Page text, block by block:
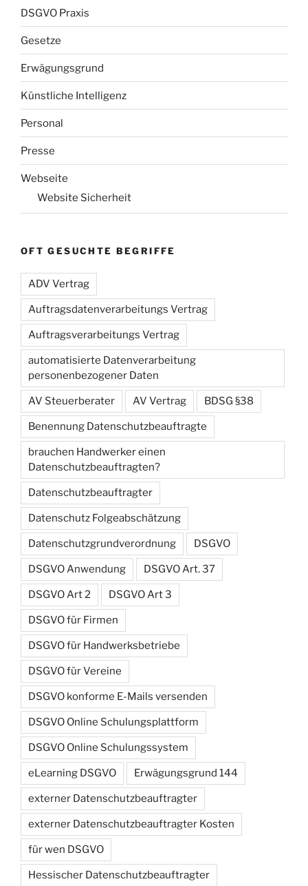
DSGVO Praxis
Gesetze
Erwägungsgrund
Künstliche Intelligenz
Personal
Presse
Webseite
Website Sicherheit
OFT GESUCHTE BEGRIFFE
ADV Vertrag
Auftragsdatenverarbeitungs Vertrag
Auftragsverarbeitungs Vertrag
automatisierte Datenverarbeitung
personenbezogener Daten
AV Steuerberater AV Vertrag BDSG §38
Benennung Datenschutzbeauftragte
brauchen Handwerker einen
Datenschutzbeauftragten?
Datenschutzbeauftragter
Datenschutz Folgeabschätzung
Datenschutzgrundverordnung DSGVO
DSGVO Anwendung DSGVO Art. 37
DSGVO Art 2 DSGVO Art 3
DSGVO für Firmen
DSGVO für Handwerksbetriebe
DSGVO für Vereine
DSGVO konforme E-Mails versenden
DSGVO Online Schulungsplattform
DSGVO Online Schulungssystem
eLearning DSGVO Erwägungsgrund 144
externer Datenschutzbeauftragter
externer Datenschutzbeauftragter Kosten
für wen DSGVO
Hessischer Datenschutzbeauftragter